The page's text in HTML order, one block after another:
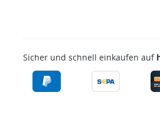
Sicher und schnell einkaufen auf